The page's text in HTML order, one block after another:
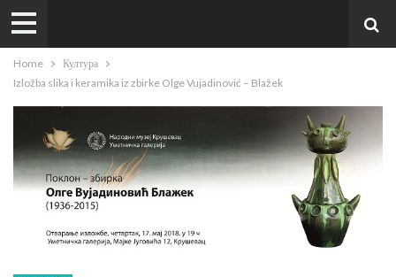
Home
Култура
Izložba slika i keramika iz zbirke Olge Vujadinović – Blažek